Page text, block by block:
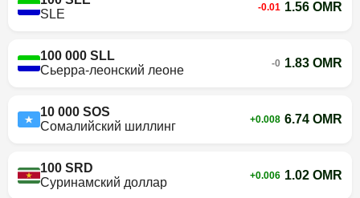
SLE
-0.01 1.56 OMR
100 000 SLL
Сьерра-леонский леоне
-0 1.83 OMR
10 000 SOS
Сомалийский шиллинг
+0.008 6.74 OMR
100 SRD
Суринамский доллар
+0.006 1.02 OMR